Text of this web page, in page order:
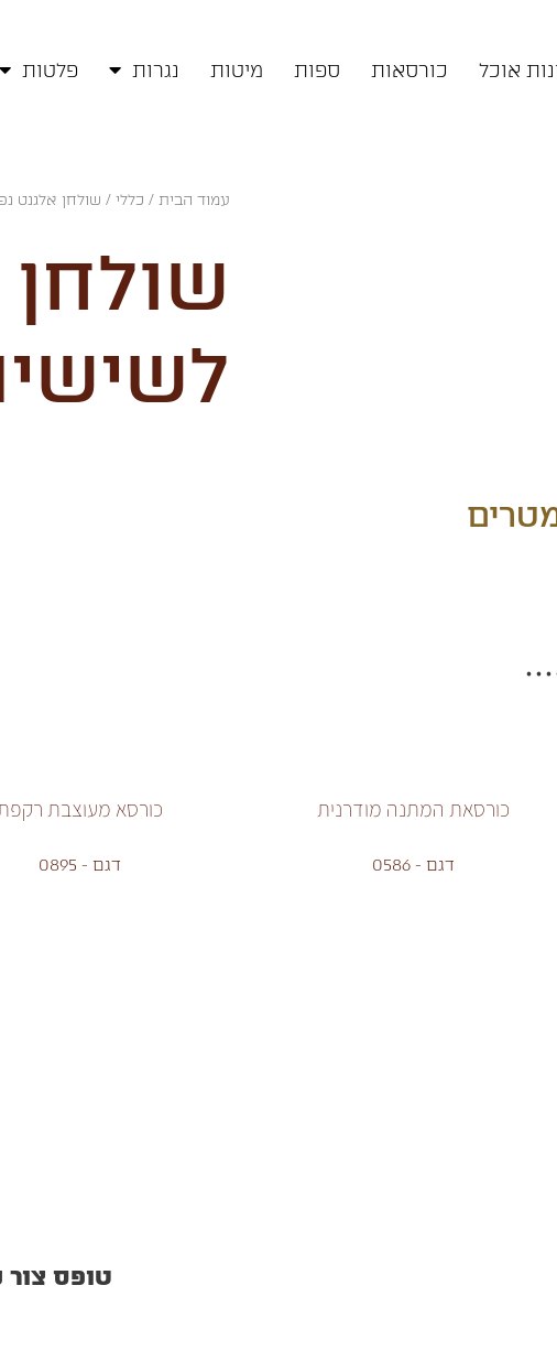
אוכל כורסאות ספות מיטות נגרות פלטות
עמוד הבית / כללי / שולחן אלגנט
כורסאת המתנה מודרנית
דגם - 0586
כורסא מעוצבת
דגם - 0895
טופס